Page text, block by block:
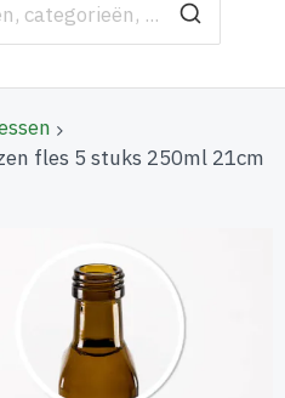
fles 5 stuks 250ml 21cm